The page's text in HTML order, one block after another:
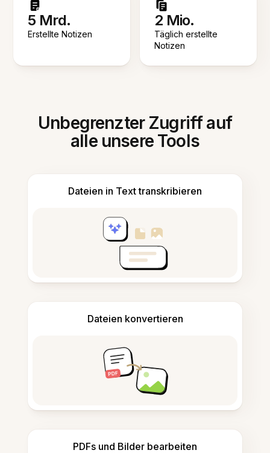
5 Mrd.
Erstellte Notizen
2 Mio.
Täglich erstellte
Notizen
Unbegrenzter Zugriff auf
alle unsere Tools
Dateien in Text transkribieren
Dateien konvertieren
PDFs und Bilder bearbeiten